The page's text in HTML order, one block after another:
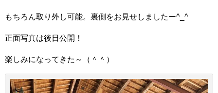
もちろん取り外し可能。裏側をお見せしましたー^_^
正面写真は後日公開！
楽しみになってきた～（＾＾）